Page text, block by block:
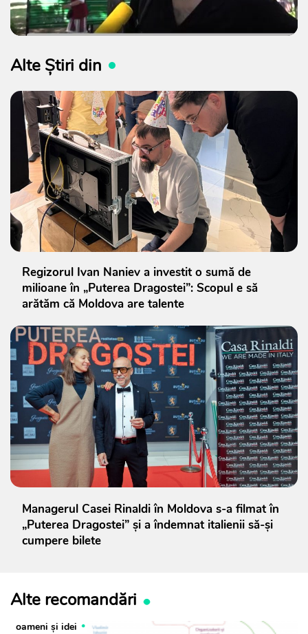
Alte Știri din
Regizorul Ivan Naniev a investit o sumă de
milioane în „Puterea Dragostei”: Scopul e să
arătăm că Moldova are talente
Managerul Casei Rinaldi în Moldova s-a filmat în
„Puterea Dragostei” și a îndemnat italienii să-și
cumpere bilete
Alte recomandări
oameni şi idei